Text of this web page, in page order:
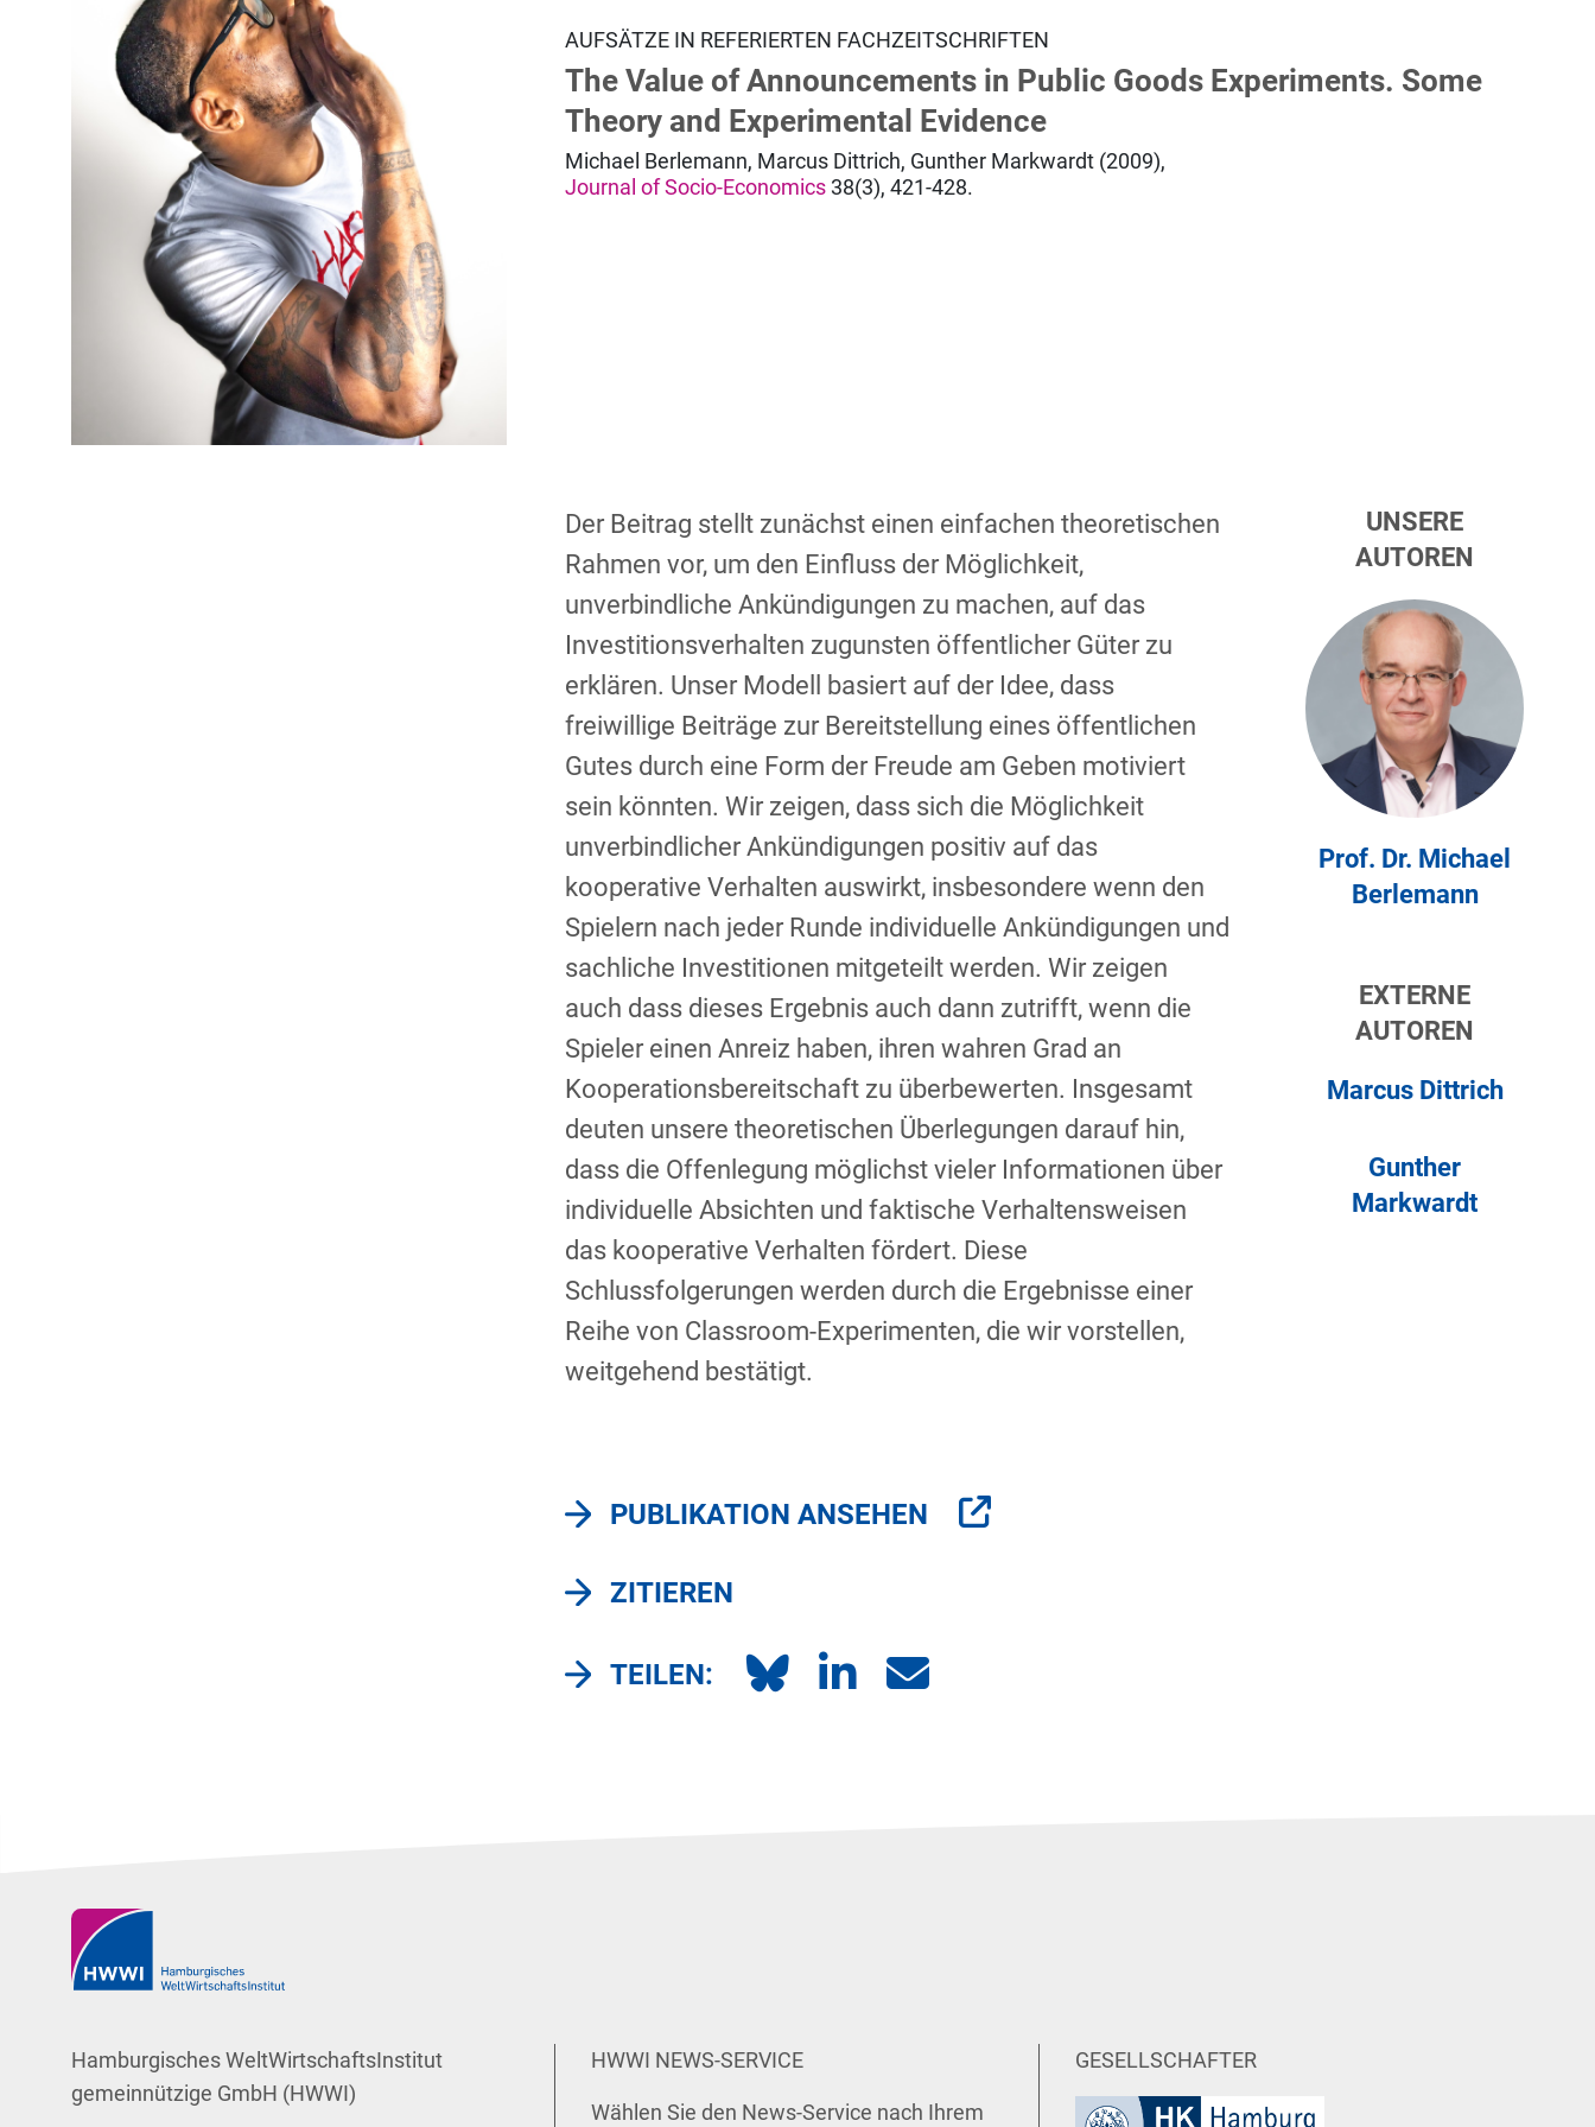
AUFSÄTZE IN REFERIERTEN FACHZEITSCHRIFTEN
The Value of Announcements in Public Goods Experiments. Some
Theory and Experimental Evidence
Michael Berlemann, Marcus Dittrich, Gunther Markwardt (2009),
Journal of Socio-Economics 38(3), 421-428.
Der Beitrag stellt zunächst einen einfachen theoretischen
Rahmen vor, um den Einfluss der Möglichkeit,
unverbindliche Ankündigungen zu machen, auf das
Investitionsverhalten zugunsten öffentlicher Güter zu
erklären. Unser Modell basiert auf der Idee, dass
freiwillige Beiträge zur Bereitstellung eines öffentlichen
Gutes durch eine Form der Freude am Geben motiviert
sein könnten. Wir zeigen, dass sich die Möglichkeit
unverbindlicher Ankündigungen positiv auf das
kooperative Verhalten auswirkt, insbesondere wenn den
Spielern nach jeder Runde individuelle Ankündigungen und
sachliche Investitionen mitgeteilt werden. Wir zeigen
auch dass dieses Ergebnis auch dann zutrifft, wenn die
Spieler einen Anreiz haben, ihren wahren Grad an
Kooperationsbereitschaft zu überbewerten. Insgesamt
deuten unsere theoretischen Überlegungen darauf hin,
dass die Offenlegung möglichst vieler Informationen über
individuelle Absichten und faktische Verhaltensweisen
das kooperative Verhalten fördert. Diese
Schlussfolgerungen werden durch die Ergebnisse einer
Reihe von Classroom-Experimenten, die wir vorstellen,
weitgehend bestätigt.
UNSERE
AUTOREN
Prof. Dr. Michael
Berlemann
EXTERNE
AUTOREN
Marcus Dittrich
Gunther
Markwardt
PUBLIKATION ANSEHEN
ZITIEREN
TEILEN:
Hamburgisches WeltWirtschaftsInstitut
gemeinnützige GmbH (HWWI)
HWWI NEWS-SERVICE
Wählen Sie den News-Service nach Ihrem
GESELLSCHAFTER